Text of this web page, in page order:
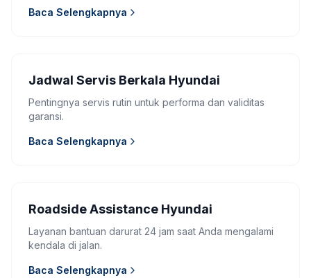
Baca Selengkapnya
Jadwal Servis Berkala Hyundai
Pentingnya servis rutin untuk performa dan validitas
garansi.
Baca Selengkapnya
Roadside Assistance Hyundai
Layanan bantuan darurat 24 jam saat Anda mengalami
kendala di jalan.
Baca Selengkapnya